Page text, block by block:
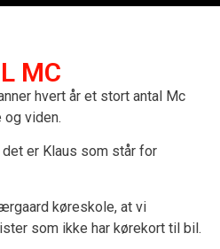
MC
hvert år et stort antal Mc
viden.
er Klaus som står for
køreskole, at vi
som ikke har kørekort til bil.